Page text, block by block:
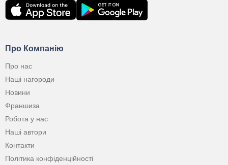
Про Компанію
Про нас
Наші нагороди
Новини
Франшиза
Робота у нас
Наші автори
Контакти
Політика конфіденційності